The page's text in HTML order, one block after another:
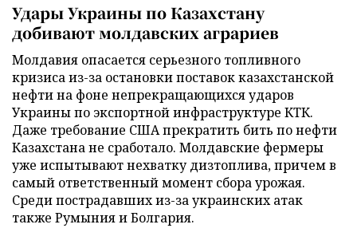
Удары Украины по Казахстану
добивают молдавских аграриев
Молдавия опасается серьезного топливного
кризиса из-за остановки поставок казахстанской
нефти на фоне непрекращающихся ударов
Украины по экспортной инфраструктуре КТК.
Даже требование США прекратить бить по нефти
Казахстана не сработало. Молдавские фермеры
уже испытывают нехватку дизтоплива, причем в
самый ответственный момент сбора урожая.
Среди пострадавших из-за украинских атак
также Румыния и Болгария.